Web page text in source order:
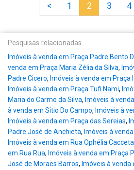
< 1 2 3 4
Pesquisas relacionadas
Imóveis à venda em Praça Padre Bento
venda em Praça Maria Zélia da Silva,
Padre Cicero, Imóveis à venda em Praça
Imóveis à venda em Praça Tufi Nami,
Maria do Carmo da Silva, Imóveis à
à venda em Sítio Do Campo, Imóveis à
Imóveis à venda em Praça das Sereias,
Padre José de Anchieta, Imóveis à
Imóveis à venda em Rua Ophélia
em Rua Rua, Imóveis à venda em Praça
José de Moraes Barros, Imóveis à